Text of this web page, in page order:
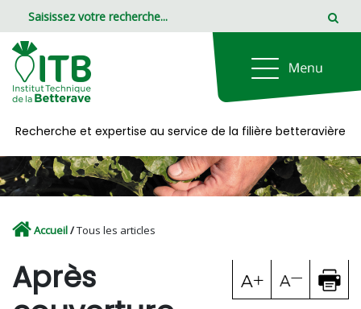
Recherche et expertise au service de la filière betteravière
Accueil/Tous les articles
Après
Panneau de gestion des cookies